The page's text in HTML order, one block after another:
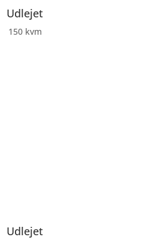
Udlejet
150 kvm
Udlejet